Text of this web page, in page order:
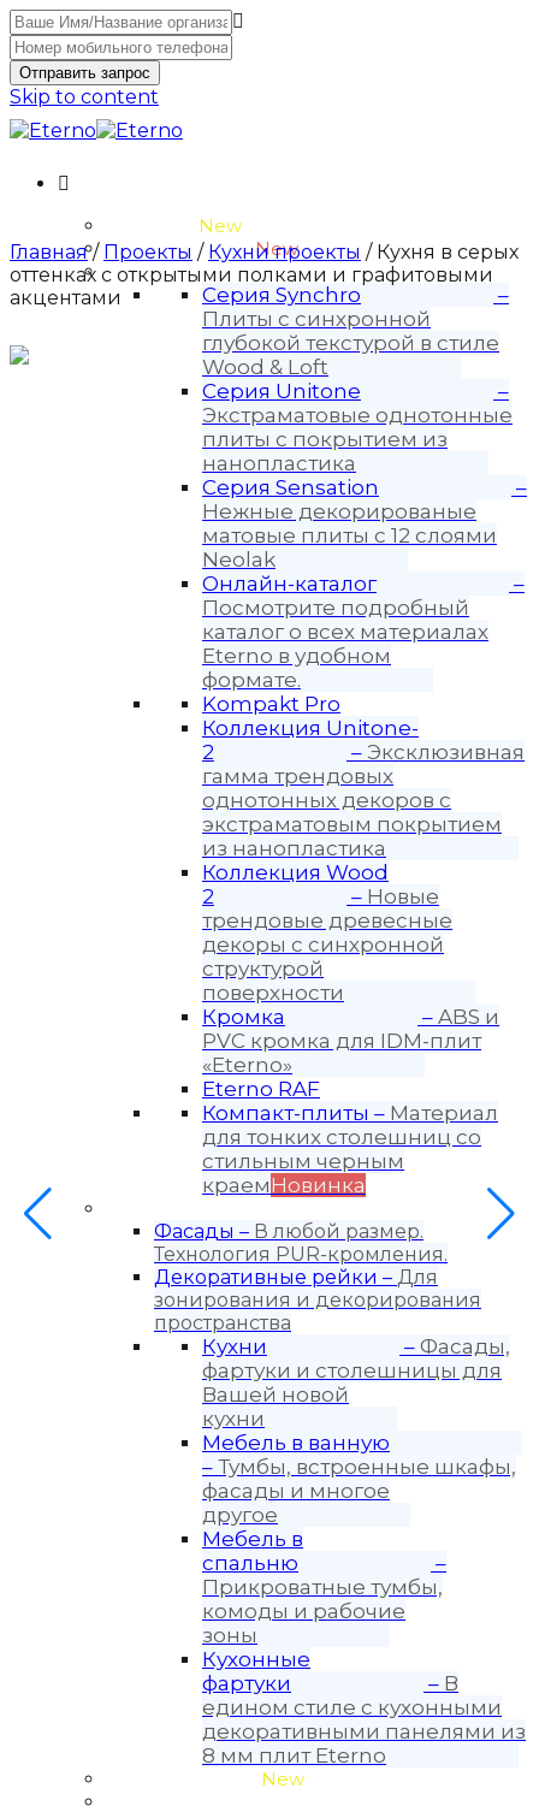
Отправить запрос
Skip to content
New
Wood-3 и Loft-2New
Материалы
Серия Synchro
–
Плиты с синхронной
глубокой текстурой в стиле
Wood & Loft
Серия Unitone
–
Экстраматовые однотонные
плиты с покрытием из
нанопластика
Серия Sensation
–
Нежные декорированые
матовые плиты с 12 слоями
Neolak
Онлайн-каталог
–
Посмотрите подробный
каталог о всех материалах
Eterno в удобном
формате.
Kompakt Pro
Коллекция Unitone-
2
– Эксклюзивная
гамма трендовых
однотонных декоров с
экстраматовым покрытием
из нанопластика
Коллекция Wood
2
– Новые
трендовые древесные
декоры с синхронной
структурой
поверхности
Кромка
– ABS и
PVC кромка для IDM-плит
«Eterno»
Eterno RAF
Компакт-плиты – Материал
для тонких столешниц со
стильным черным
краемНовинка
Фасады – В любой размер.
Технология PUR-кромления.
Декоративные рейки – Для
зонирования и декорирования
пространства
Кухни – Фасады,
фартуки и столешницы для
Вашей новой
кухни
Мебель в ванную
– Тумбы, встроенные шкафы,
фасады и многое
другое
Мебель в
спальню
–
Прикроватные тумбы,
комоды и рабочие
зоны
Кухонные
фартуки
– В
едином стиле с кухонными
декоративными панелями из
8 мм плит Eterno
New
Главная/ Проекты / Кухни проекты / Кухня в серых
оттенках с открытыми полками и графитовыми
акцентами